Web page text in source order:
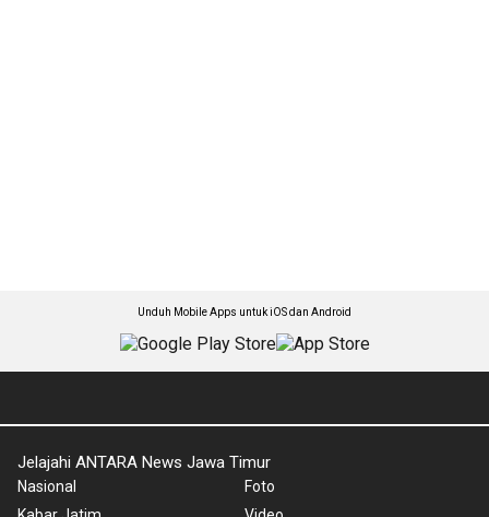
Unduh Mobile Apps untuk iOS dan Android
Jelajahi ANTARA News Jawa Timur
Nasional
Foto